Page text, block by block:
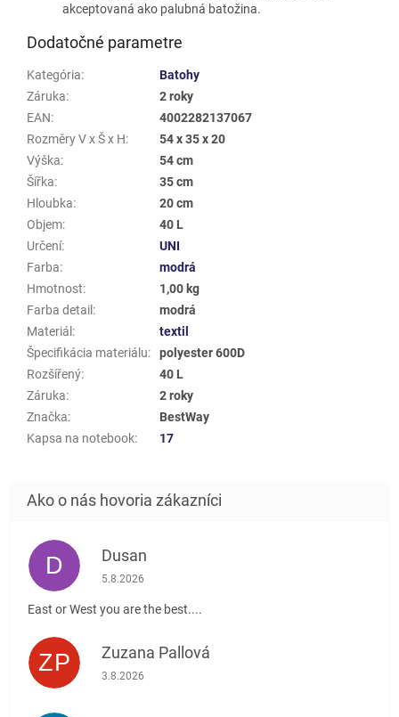
akceptovaná ako palubná batožina.
Dodatočné parametre
Kategória:
Batohy
Záruka:
2 roky
EAN:
4002282137067
Rozměry V x Š x H:
54 x 35 x 20
Výška:
54 cm
Šířka:
35 cm
Hloubka:
20 cm
Objem:
40 L
Určení:
UNI
Farba:
modrá
Hmotnost:
1,00 kg
Farba detail :
modrá
Materiál :
textil
Špecifikácia materiálu:
polyester 600D
Rozšířený:
40 L
Záruka:
2 roky
Značka:
BestWay
Kapsa na notebook: 17
D Dusan
Hodnotenie obchodu je 5 z 5 hviezdičiek.
5.8.2026
East or West you are the best....
ZP Zuzana Pallová
Hodnotenie obchodu je 5 z 5 hviezdičiek.
3.8.2026